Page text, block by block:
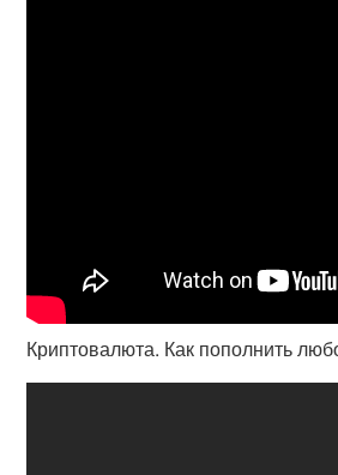
Криптовалюта. Как пополнить